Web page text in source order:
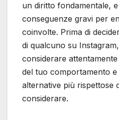
un diritto fondamentale,
conseguenze gravi per
coinvolte. Prima di
di qualcuno su
considerare
del tuo comportamento
alternative più rispettose
considerare.